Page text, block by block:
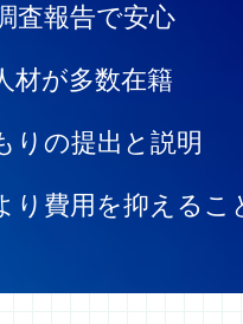
査報告で安心
材が多数在籍
りの提出と説明
り費用を抑えるこ